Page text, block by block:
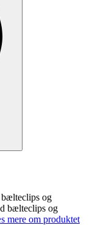
bælteclips og
bælteclips og
mere om produktet